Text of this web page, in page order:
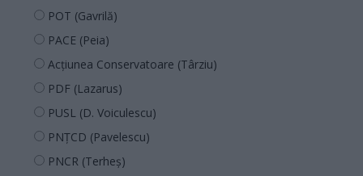
POT (Gavrilă)
PACE (Peia)
Acțiunea Conservatoare (Târziu)
PDF (Lazarus)
PUSL (D. Voiculescu)
PNȚCD (Pavelescu)
PNCR (Terheș)